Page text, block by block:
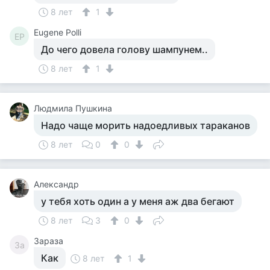
8 лет 1
EP Eugene Polli
До чего довела голову шампунем..
8 лет 1
Людмила Пушкина
Надо чаще морить надоедливых тараканов
8 лет 0 0
Александр
у тебя хоть один а у меня аж два бегают
8 лет 3 0
За Зараза
Как 8 лет 1